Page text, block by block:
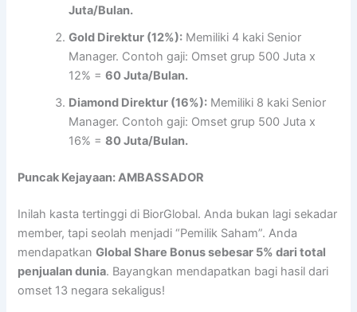
Juta/Bulan.
Gold Direktur (12%): Memiliki 4 kaki Senior
Manager. Contoh gaji: Omset grup 500 Juta x
12% =60 Juta/Bulan.
Diamond Direktur (16%): Memiliki 8 kaki Senior
Manager. Contoh gaji: Omset grup 500 Juta x
16% =80 Juta/Bulan.
Puncak Kejayaan: AMBASSADOR
Inilah kasta tertinggi di BiorGlobal. Anda bukan lagi sekadar
member, tapi seolah menjadi “Pemilik Saham”. Anda
mendapatkanGlobal Share Bonus sebesar 5% dari total
penjualan dunia. Bayangkan mendapatkan bagi hasil dari
omset 13 negara sekaligus!